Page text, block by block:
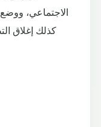
الاجتماعي،
كذلك إغلاق